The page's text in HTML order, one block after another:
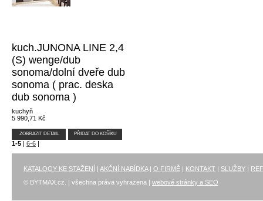
kuch.JUNONA LINE 2,4
(S) wenge/dub
sonoma/dolní dveře dub
sonoma ( prac. deska
dub sonoma )
kuchyň
5 990,71 Kč
ZOBRAZIT DETAIL PŘIDAT DO KOŠÍKU
1-5 | 6-6 |
KATALOGY KE STAŽENÍ | AKČNÍ NABÍDKA| O FIRMĚ | KONTAKT | SLUŽBY |
© BYTMAX.cz. | všechna práva vyhrazena | webové stránky a SEO